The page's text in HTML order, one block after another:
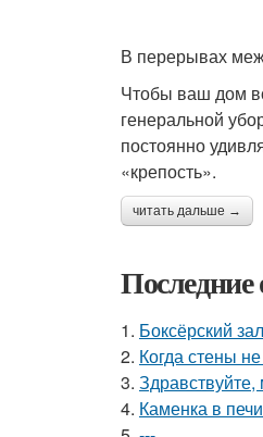
В перерывах
Чтобы ваш дом
генеральной
постоянно
«крепость».
читать дальше →
Последние
1. Боксёрский
2. Когда стены
3.
4. Каменка в